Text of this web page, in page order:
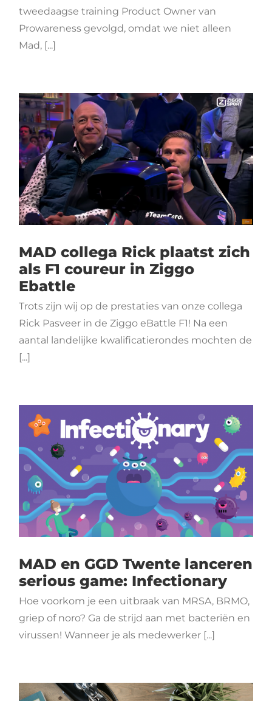
tweedaagse training Product Owner van
Prowareness gevolgd, omdat we niet alleen
Mad, [...]
MAD collega Rick plaatst zich
als F1 coureur in Ziggo
Ebattle
Trots zijn wij op de prestaties van onze collega
Rick Pasveer in de Ziggo eBattle F1! Na een
aantal landelijke kwalificatierondes mochten de
[...]
MAD en GGD Twente lanceren
serious game: Infectionary
Hoe voorkom je een uitbraak van MRSA, BRMO,
griep of noro? Ga de strijd aan met bacteriën en
virussen! Wanneer je als medewerker [...]